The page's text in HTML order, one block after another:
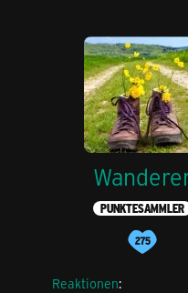
PUNKTESAMMLER
Reaktionen